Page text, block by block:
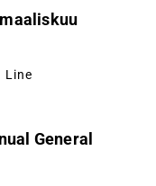
Line
General